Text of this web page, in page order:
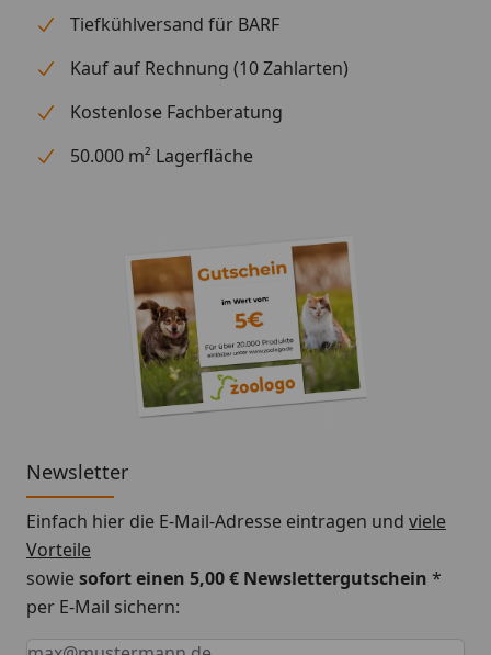
Tiefkühlversand für BARF
Kauf auf Rechnung (10 Zahlarten)
Kostenlose Fachberatung
50.000 m² Lagerfläche
Newsletter
Einfach hier die E-Mail-Adresse eintragen und viele
Vorteile
sowiesofort einen 5,00 € Newslettergutschein *
per E-Mail sichern:
Keine Eingabe erforderlich
Eingabe erforderlich
E-Mail *